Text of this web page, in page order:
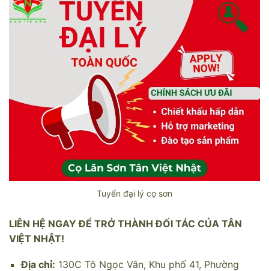
Tuyển đại lý cọ sơn
LIÊN HỆ NGAY ĐỂ TRỞ THÀNH ĐỐI TÁC CỦA TÂN
VIỆT NHẬT!
Địa chỉ: 130C Tô Ngọc Vân, Khu phố 41, Phường